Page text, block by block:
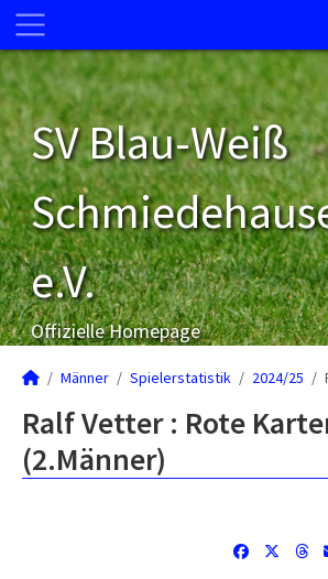
SV Blau-Weiß
e.V.
Offizielle Homepage
Männer Spielerstatistik 2024/25
Ralf Vetter : Rote
(2.Männer)